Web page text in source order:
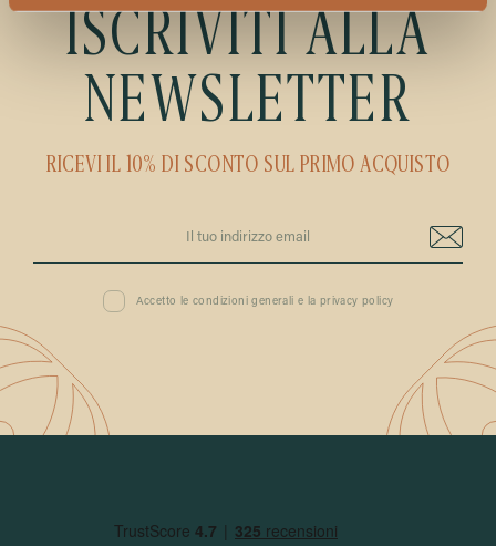
ISCRIVITI ALLA
NEWSLETTER
RICEVI IL 10% DI SCONTO SUL PRIMO ACQUISTO
Accetto le condizioni generali e la privacy policy